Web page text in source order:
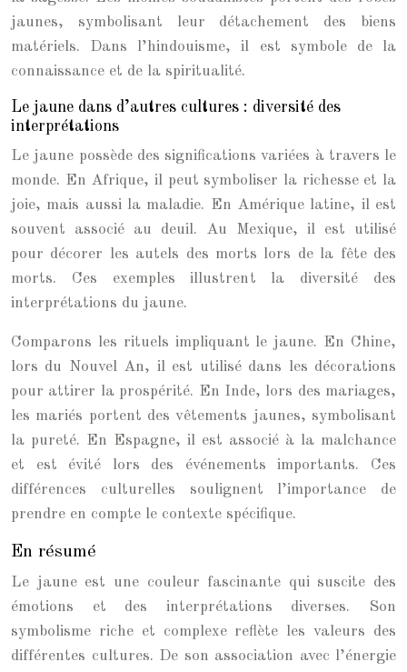
jaunes, symbolisant leur détachement des biens
matériels. Dans l’hindouisme, il est symbole de la
connaissance et de la spiritualité.
Le jaune dans d’autres cultures : diversité des
interprétations
Le jaune possède des significations variées à travers le
monde. En Afrique, il peut symboliser la richesse et la
joie, mais aussi la maladie. En Amérique latine, il est
souvent associé au deuil. Au Mexique, il est utilisé
pour décorer les autels des morts lors de la fête des
morts. Ces exemples illustrent la diversité des
interprétations du jaune.
Comparons les rituels impliquant le jaune. En Chine,
lors du Nouvel An, il est utilisé dans les décorations
pour attirer la prospérité. En Inde, lors des mariages,
les mariés portent des vêtements jaunes, symbolisant
la pureté. En Espagne, il est associé à la malchance
et est évité lors des événements importants. Ces
différences culturelles soulignent l’importance de
prendre en compte le contexte spécifique.
En résumé
Le jaune est une couleur fascinante qui suscite des
émotions et des interprétations diverses. Son
symbolisme riche et complexe reflète les valeurs des
différentes cultures. De son association avec l’énergie